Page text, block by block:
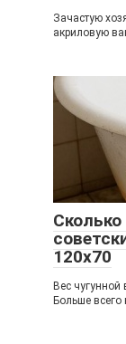
Зачастую
акриловую
120х70
Вес
Больше всего